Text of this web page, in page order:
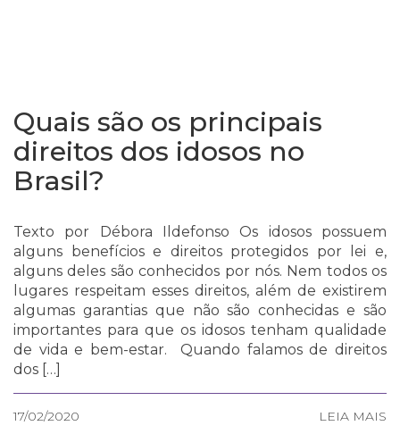
Quais são os principais
direitos dos idosos no
Brasil?
Texto por Débora Ildefonso Os idosos possuem
alguns benefícios e direitos protegidos por lei e,
alguns deles são conhecidos por nós. Nem todos os
lugares respeitam esses direitos, além de existirem
algumas garantias que não são conhecidas e são
importantes para que os idosos tenham qualidade
de vida e bem-estar. Quando falamos de direitos
dos […]
17/02/2020 LEIA MAIS